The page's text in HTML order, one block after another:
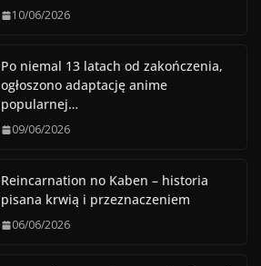
10/06/2026
Po niemal 13 latach od zakończenia,
ogłoszono adaptację anime
popularnej…
09/06/2026
Reincarnation no Kaben – historia
pisana krwią i przeznaczeniem
06/06/2026